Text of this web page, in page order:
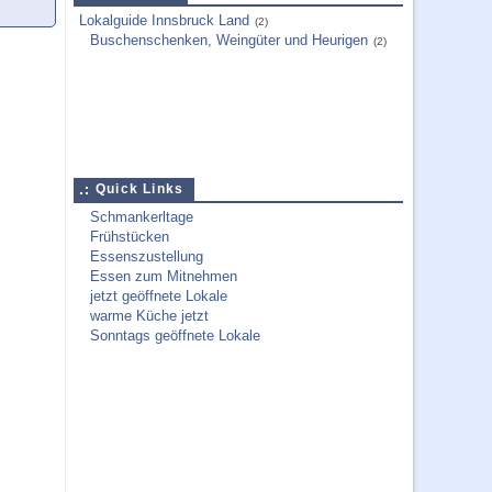
Lokalguide Innsbruck Land (2)
Buschenschenken, Weingüter und Heurigen (2)
Quick Links
Schmankerltage
Frühstücken
Essenszustellung
Essen zum Mitnehmen
jetzt geöffnete Lokale
warme Küche jetzt
Sonntags geöffnete Lokale